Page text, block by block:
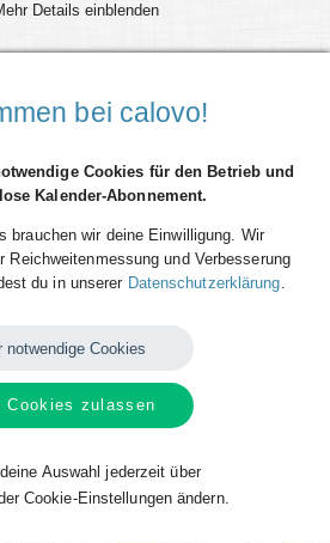
Details einblenden
Test1234
bei calovo!
Cookies für den Betrieb und
Kalender-Abonnement.
brauchen wir deine Einwilligung. Wir
Reichweitenmessung und Verbesserung
du in unserer Datenschutzerklärung
notwendige Cookies
Cookies zulassen
Auswahl jederzeit über
Cookie-Einstellungen ändern.